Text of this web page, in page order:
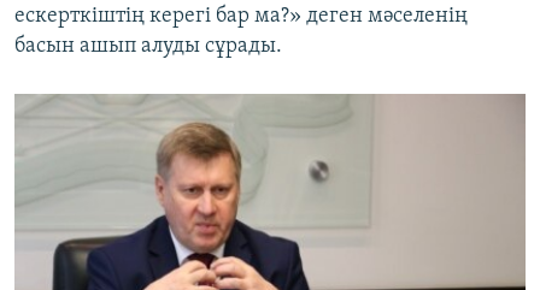
ескерткіштің керегі бар ма?» деген мәселенің
басын ашып алуды сұрады.